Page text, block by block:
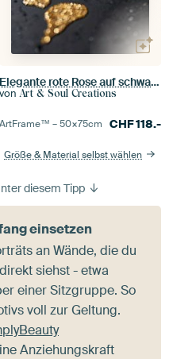
Elegante rote Rose auf schwarzem Marmor
von Art & Soul Creations
ArtFrame™ –50×75cm CHF118.-
Größe & Material selbst wählen
diesem Tipp
einsetzen
an Wände, die du
siehst - etwa
einer Sitzgruppe. So
voll zur Geltung.
Anziehungskraft